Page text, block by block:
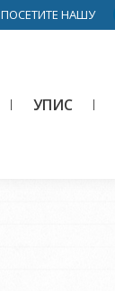
ПОСЕТИТЕ НАШУ
УПИС